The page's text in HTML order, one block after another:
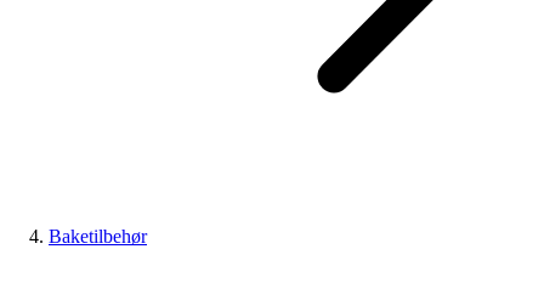
Baketilbehør